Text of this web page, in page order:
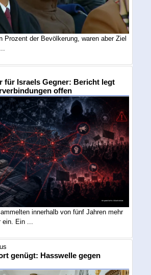
Prozent der Bevölkerung, waren aber Ziel
für Israels Gegner: Bericht legt
offen
innerhalb von fünf Jahren mehr
Ein ...
genügt: Hasswelle gegen